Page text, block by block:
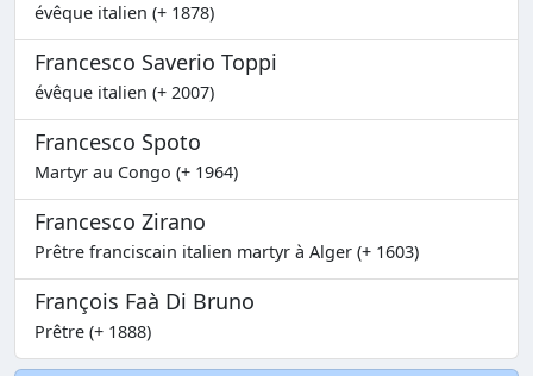
évêque italien (+ 1878)
Francesco Saverio Toppi
évêque italien (+ 2007)
Francesco Spoto
Martyr au Congo (+ 1964)
Francesco Zirano
Prêtre franciscain italien martyr à Alger (+ 1603)
François Faà Di Bruno
Prêtre (+ 1888)